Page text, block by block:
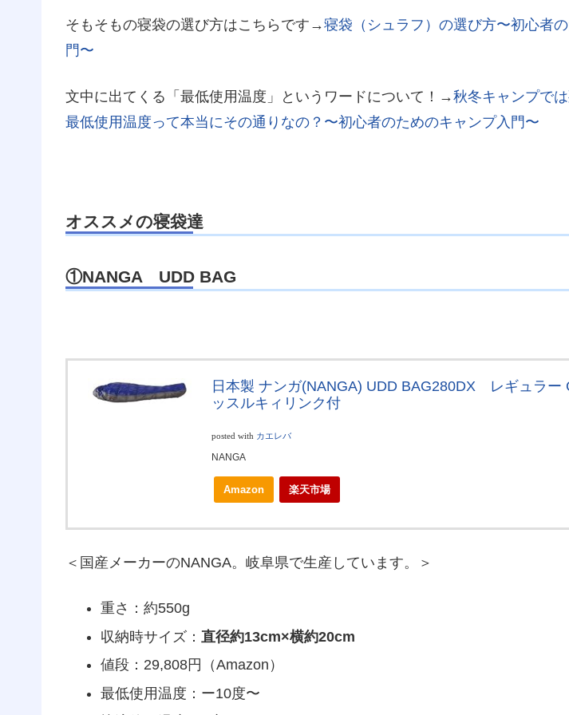
そもそもの寝袋の選び方はこちらです→寝袋（シュラフ）の選び方〜初心者
門〜
文中に出てくる「最低使用温度」というワードについて！→秋冬キャンプで
最低使用温度って本当にその通りなの？〜初心者のためのキャンプ入門〜
オススメの寝袋達
①NANGA UDD BAG
日本製 ナンガ(NANGA) UDD BAG280DX レギュラー
ッスルキィリンク付
posted with カエレバ
NANGA
Amazon 楽天市場
＜国産メーカーのNANGA。岐阜県で生産しています。＞
重さ：約550g
収納時サイズ： 直径約13cm×横約20cm
値段：29,808円（Amazon）
最低使用温度：ー10度〜